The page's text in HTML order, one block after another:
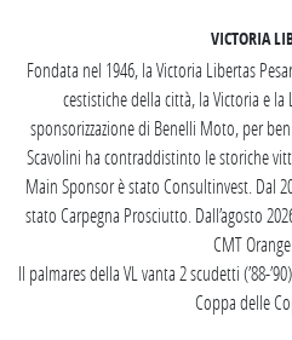
VICTORIA
Fondata nel 1946, la Victoria Libertas
cestistiche della città, la Victoria e
sponsorizzazione di Benelli Moto, per
Scavolini ha contraddistinto le storiche
Main Sponsor è stato Consultinvest. Dal
stato Carpegna Prosciutto. Dall’agosto
CMT
Il palmares della VL vanta 2 scudetti (’88-
Coppa delle